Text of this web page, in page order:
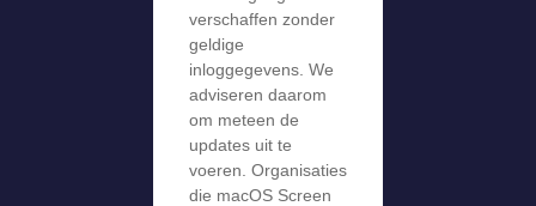
verschaffen zonder
geldige
inloggegevens. We
adviseren daarom
om meteen de
updates uit te
voeren. Organisaties
die macOS Screen